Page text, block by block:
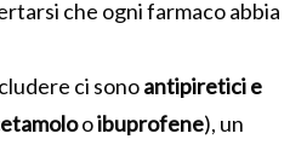
che ogni farmaco abbia
ci sonoantipiretici e
oibuprofene), un